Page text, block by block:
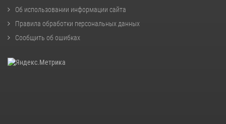
Об использовании информации сайта
Правила обработки персональных данных
Сообщить об ошибках